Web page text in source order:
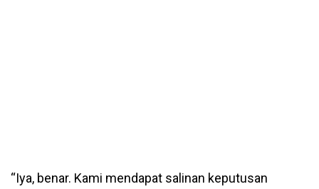
“Iya, benar. Kami mendapat salinan keputusan